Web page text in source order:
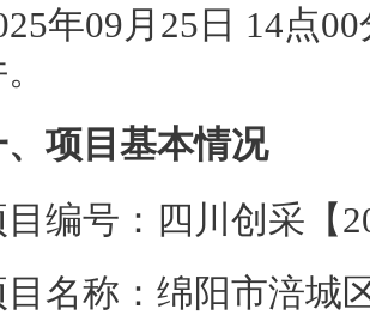
年09月25日 14点
、项目基本情况
编号：四川创采【
目名称：绵阳市涪城